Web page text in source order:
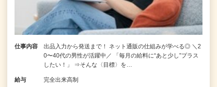
仕事内容
出品入力から発送まで！ ネット通販の仕組みが学べる◎ ＼2
0〜40代の男性が活躍中／ 「毎月の給料に“あと少し”プラス
したい！」 ⇒そんな〈目標〉を…
給与 完全出来高制